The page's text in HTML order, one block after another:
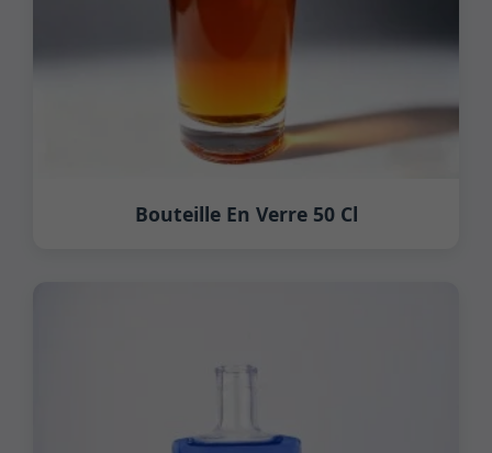
Bouteille En Verre 50 Cl